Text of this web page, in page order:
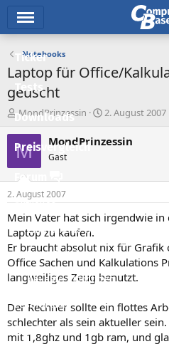
Ticker
Tests
Downloads
Preisvergleich
Forum
Aktuelles
Empfohlene Inhalte
Neue Beiträge
Neueste Aktivitäten
Leserartikel
Regeln
Notebooks
Laptop für Office/
geuscht
E
r
s
t
l
e
r
MondPrinzessin
E
s
t
a
m
2. August 2007
M MondPrinzessin
Gast
2. August 2007
Mein Vater hat sich irgendwie in
Laptop zu kaufen.
Er braucht absolut nix für Grafik
Office Sachen und Kalkulations
langweiliges Zeug benutzt.
Der Rechner sollte ein flottes
schlechter als sein aktueller
mit 1,8ghz und 1gb ram, und